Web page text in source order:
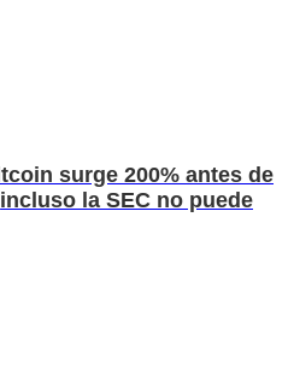
surge 200% antes de
la SEC no puede